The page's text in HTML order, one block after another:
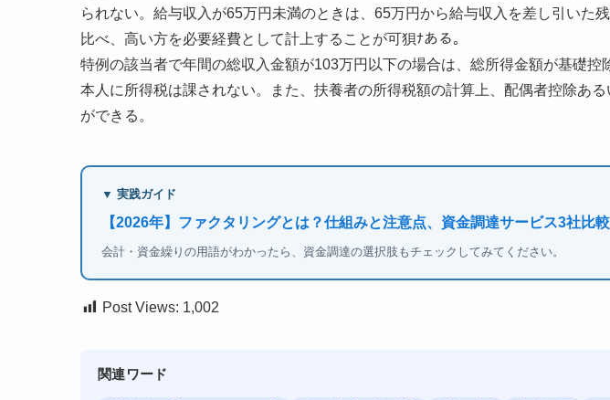
られない。給与収入が65万円未満のときは、65万円から給与収入を差し引いた
比べ、高い方を必要経費として計上することが可狽ﾅある。
特例の該当者で年間の総収入金額が103万円以下の場合は、総所得金額が基礎控
本人に所得税は課されない。また、扶養者の所得税額の計算上、配偶者控除あ
ができる。
▼ 実践ガイド
【2026年】ファクタリングとは？仕組みと注意点、資金調達サービス3社比
会計・資金繰りの用語がわかったら、資金調達の選択肢もチェックしてみてください。
Post Views: 1,002
関連ワード